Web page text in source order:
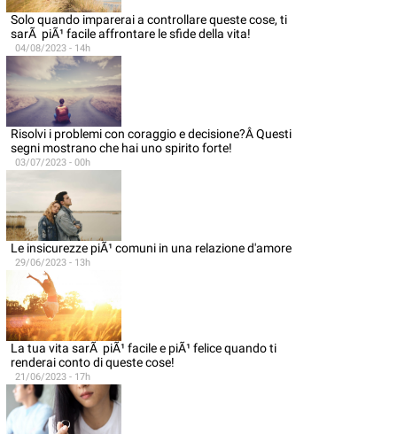
Solo quando imparerai a controllare queste cose, ti
sarÃ piÃ¹ facile affrontare le sfide della vita!
04/08/2023 - 14h
Risolvi i problemi con coraggio e decisione?Â Questi
segni mostrano che hai uno spirito forte!
03/07/2023 - 00h
Le insicurezze piÃ¹ comuni in una relazione d'amore
29/06/2023 - 13h
La tua vita sarÃ piÃ¹ facile e piÃ¹ felice quando ti
renderai conto di queste cose!
21/06/2023 - 17h